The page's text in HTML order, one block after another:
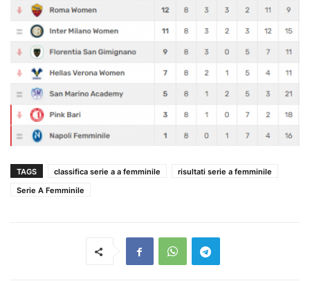
TAGS classifica serie a a femminile
risultati serie a femminile
Serie A Femminile